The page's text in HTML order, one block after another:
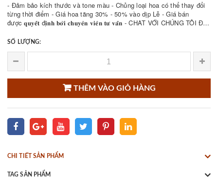
- Đảm bảo kích thước và tone màu - Chủng loại hoa có thể thay đổi
từng thời điểm - Giá hoa tăng 30% - 50% vào dịp Lễ - Giá bán
được 𝐪𝐮𝐲𝐞̂́𝐭 đ𝐢̣𝐧𝐡 𝐛𝐨̛̉𝐢 𝐜𝐡𝐮𝐲𝐞̂𝐧 𝐯𝐢𝐞̂𝐧 𝐭𝐮̛ 𝐯𝐚̂́𝐧 - CHAT VỚI CHÚNG TÔI ĐỂ
SỐ LƯỢNG:
THÊM VÀO GIỎ HÀNG
CHI TIẾT SẢN PHẨM
TAG SẢN PHẨM